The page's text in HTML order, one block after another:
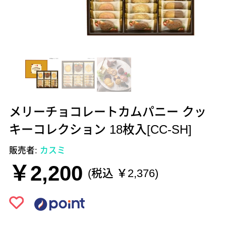
メリーチョコレートカムパニー クッ
キーコレクション 18枚入[CC-SH]
販売者: カスミ
￥2,200 (税込 ￥2,376)